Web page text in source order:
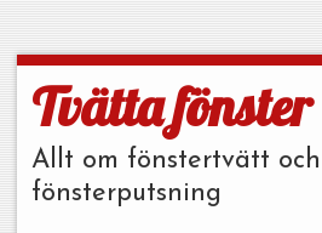
TVÄTTA PLASTFÖNSTER
FÖNSTERPUTS PRIS
Tvätta fönster
Allt om fönstertvätt och
fönsterputsning